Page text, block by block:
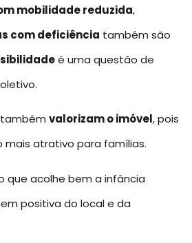
mobilidade reduzida,
com deficiência também são
é uma questão de
valorizam o imóvel, pois
mais atrativo para famílias.
que acolhe bem a infância
positiva do local e da